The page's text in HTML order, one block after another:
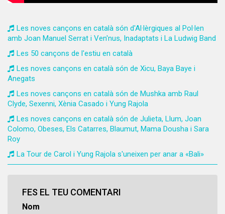
Les noves cançons en català són d'Al·lèrgiques al Pol·len
amb Joan Manuel Serrat i Ven'nus, Inadaptats i La Ludwig Band
Les 50 cançons de l'estiu en català
Les noves cançons en català són de Xicu, Baya Baye i
Anegats
Les noves cançons en català són de Mushka amb Raul
Clyde, Sexenni, Xènia Casado i Yung Rajola
Les noves cançons en català són de Julieta, Llum, Joan
Colomo, Obeses, Els Catarres, Blaumut, Mama Dousha i Sara
Roy
La Tour de Carol i Yung Rajola s'uneixen per anar a «Bali»
FES EL TEU COMENTARI
Nom